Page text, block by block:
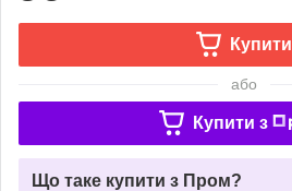
Купити
або
Купити з
Що таке купити з Пром?